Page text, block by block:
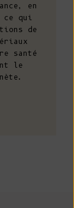
en
qui
de
santé
le